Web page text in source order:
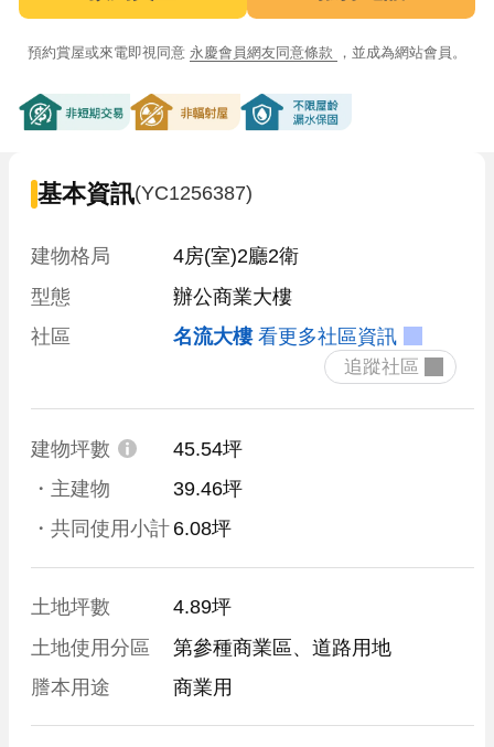
預約賞屋或來電即視同意 永慶會員網友同意條款 ，並成為網站會員。
基本資訊(YC1256387)
建物格局
4房(室)2廳2衛
型態
辦公商業大樓
社區
名流大樓 看更多社區資訊
建物坪數
45.54坪
・主建物
39.46坪
・共同使用小計 6.08坪
土地坪數
4.89坪
土地使用分區
第參種商業區、道路用地
謄本用途
商業用